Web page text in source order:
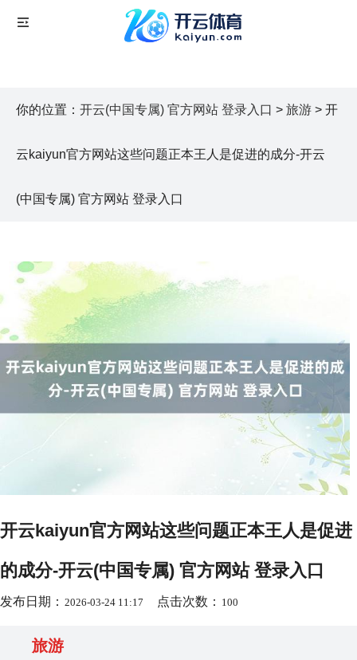
你的位置： 开云(中国专属) 官方网站 登录入口 > 旅游 > 开
云kaiyun官方网站这些问题正本王人是促进的成分-开云
(中国专属) 官方网站 登录入口
开云kaiyun官方网站这些问题正本王人是促进
的成分-开云(中国专属) 官方网站 登录入口
发布日期： 2026-03-24 11:17 点击次数： 100
旅游